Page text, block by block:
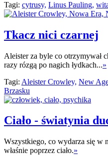
Tagi: cytrusy, Linus Pauling,
Tkacz nici czarnej
Aleister za byle co otrzymywał
razy rózgą po nagich łydkach...»
Tagi: Aleister Crowley, New
Brzasku
Ciało - światynia
Wszystkiego, co wydarza się w
właśnie poprzez ciało.»